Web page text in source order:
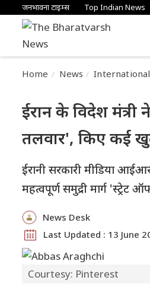
जनभावना टाइम्स Top Indian News
Home News International
ईरान के विदेश मंत्री
तलवार', किए कई
ईरानी सरकारी मीडिया
महत्वपूर्ण समुद्री मार्ग 'स्ट्रेट
News Desk
Last Updated : 13 June
Courtesy: Pinterest